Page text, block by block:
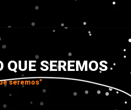
QUE SEREMOS
seremos"